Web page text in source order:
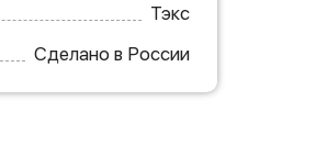
Тэкс
Сделано в России